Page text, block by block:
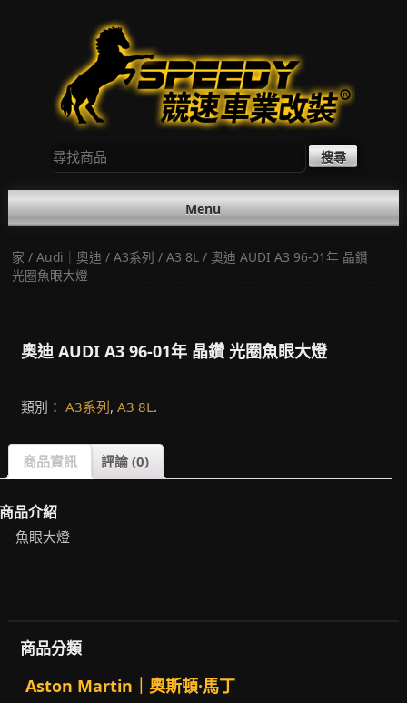
尋
找：
Menu
家 / Audi｜奧迪 / A3系列 / A3 8L/ 奧迪 AUDI A3 96-01年 晶鑽
光圈魚眼大燈
奧迪 AUDI A3 96-01年 晶鑽 光圈魚眼大燈
類別： A3系列, A3 8L.
商品資訊 評論 (0)
品介紹
魚眼大燈
商品分類
Aston Martin｜奧斯頓·馬丁